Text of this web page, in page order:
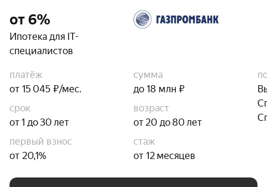
от 6%
Ипотека для IT-
специалистов
платёж
от 15 045 ₽/мес.
сумма
до 18 млн ₽
срок
от 1 до 30 лет
возраст
от 20 до 80 лет
первый взнос
от 20,1%
стаж
от 12 месяцев